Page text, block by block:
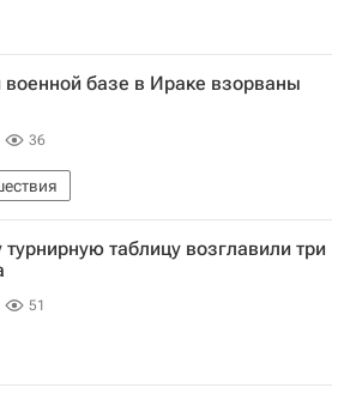
базе в Ираке взорваны
36
таблицу возглавили три
51